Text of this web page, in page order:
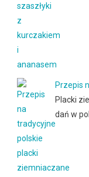
Przepis
Placki
dań w